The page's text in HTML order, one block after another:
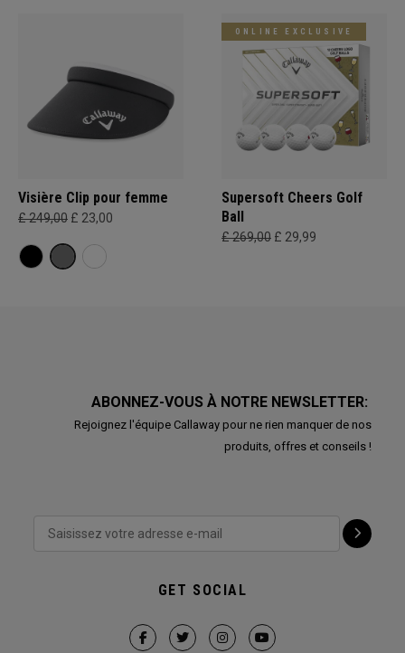
Visière Clip pour femme
£ 249,00 £ 23,00
ONLINE EXCLUSIVE
Supersoft Cheers Golf
Ball
£ 269,00 £ 29,99
ABONNEZ-VOUS À NOTRE NEWSLETTER:
Rejoignez l'équipe Callaway pour ne rien manquer de nos
produits, offres et conseils !
GET SOCIAL